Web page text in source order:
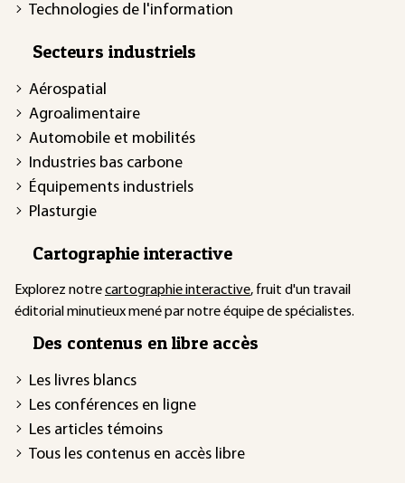
Technologies de l'information
Secteurs industriels
Aérospatial
Agroalimentaire
Automobile et mobilités
Industries bas carbone
Équipements industriels
Plasturgie
Cartographie interactive
Explorez notrecartographie interactive, fruit d'un travail
éditorial minutieux mené par notre équipe de spécialistes.
Des contenus en libre accès
Les livres blancs
Les conférences en ligne
Les articles témoins
Tous les contenus en accès libre